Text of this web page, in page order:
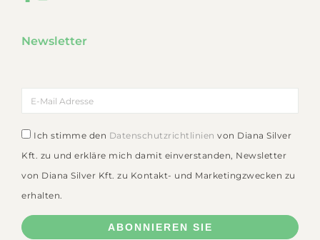
Newsletter
Ich stimme den Datenschutzrichtlinien von Diana Silver
Kft. zu und erkläre mich damit einverstanden, Newsletter
von Diana Silver Kft. zu Kontakt- und Marketingzwecken zu
erhalten.
ABONNIEREN SIE